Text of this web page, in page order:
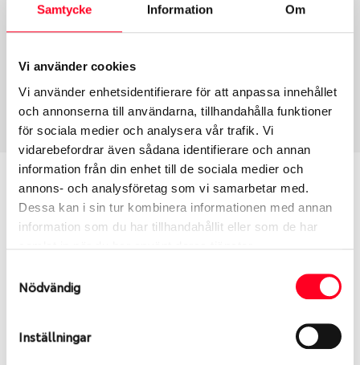
Samtycke Information Om
Vi använder cookies
Vi använder enhetsidentifierare för att anpassa innehållet
och annonserna till användarna, tillhandahålla funktioner
för sociala medier och analysera vår trafik. Vi
vidarebefordrar även sådana identifierare och annan
information från din enhet till de sociala medier och
annons- och analysföretag som vi samarbetar med.
Dessa kan i sin tur kombinera informationen med annan
information som du har tillhandahållit eller som de har
Nödvändig
Inställningar
Group
Fälg PV/C LM
Tum
16
60
Centre Diameter
120
Art nummer
7614
Passar denna fälg min bil?
Ange registreringsnummer för att se om den fälg
Ibland kan fälgen ha bytts ut under årens lopp och
inte vara samma dimension som bilen hade ut från